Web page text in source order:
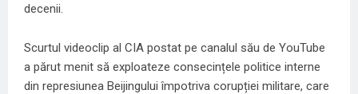
decenii.
Scurtul videoclip al CIA postat pe canalul său de YouTube
a părut menit să exploateze consecințele politice interne
din represiunea Beijingului împotriva corupției militare, care